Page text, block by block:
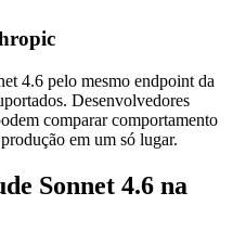
4.6 pelo mesmo endpoint da
Desenvolvedores
comparar comportamento
em um só lugar.
Sonnet 4.6 na